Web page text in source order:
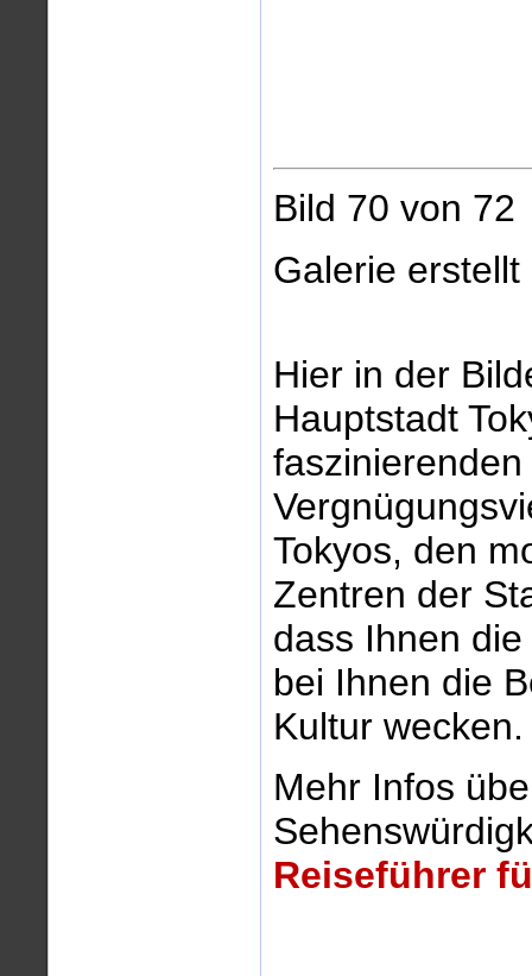
Bild 70 von
Galerie
Hier in der
Hauptstadt
Tokyos, den
Zentren der
dass Ihnen
bei Ihnen die
Kultur wecken.
Mehr Infos
Reiseführer